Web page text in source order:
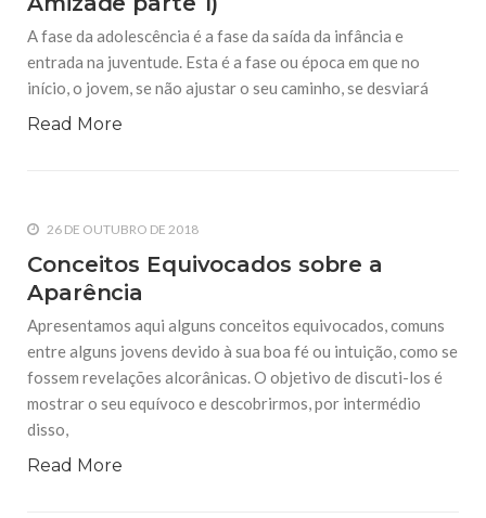
livreto se destina ao Fórum da Juventude com o intuito de
acompanhar os jovens na parte mais importante de suas
13 DE MAIO DE 2015
Você foi criado por Deus
Autor: Mehraneh Yandaqui Shahi Tradução para o
português: Ismail Ahmed Barbosa Em nome de Deus, O
Eu não quero partir o coração das
crianças…
A fase da adolescência é a fase da saída da infância e
entrada na juventude. Esta é a fase ou época em que no
início, o jovem, se não ajustar o seu caminho, se desviará
Read More
26 DE OUTUBRO DE 2018
Conceitos Equivocados sobre a
Aparência
Apresentamos aqui alguns conceitos equivocados, comuns
entre alguns jovens devido à sua boa fé ou intuição, como se
fossem revelações alcorânicas. O objetivo de discuti-los é
mostrar o seu equívoco e descobrirmos, por intermédio
disso,
Read More